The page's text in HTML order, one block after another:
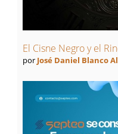
El Cisne Negro y el
por José Daniel Blanco